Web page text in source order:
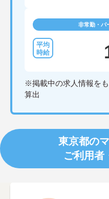
非常勤・パ
※掲載中の求人情報を
算出
東京都の
ご利用者